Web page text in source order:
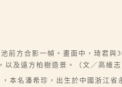
前方合影一幀。畫面中，琦君
及遠方柏樹造景。（文／高維志
本名潘希珍，出生於中國浙江